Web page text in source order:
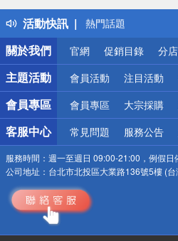
活動快訊
得獎公告
熱門話題
銀行優惠
偏遠地區配送
詐騙網頁！請小心！
關於我們
官網 促銷目錄 分
主題活動 會員活動 注目活動
會員專區 會員專區 大宗採購
客服中心 常見問題 服務公告
服務時間： 週一至週日 09:00-21:00，例假日
公司地址： 台北市北投區大業路136號5樓 (台